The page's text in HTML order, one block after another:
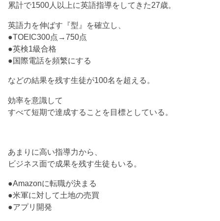
累計で1500人以上に英語指導をしてきた27歳。
英語力を伸ばす『型』を確立し、
●TOEIC300点→750点
●英検1級合格
●国際電話を頻繁にする
などの結果を残す生徒が100名を超える。
効率を意識して
すべて短期で達成することを目標としている。
あまりに高い指導力から、
ビジネス面で成果を残す生徒もいる。
●Amazonに転職が決まる
●米軍に対して土地の売買
●アプリ開発